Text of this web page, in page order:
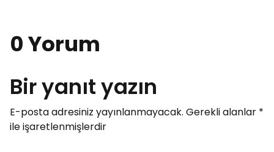
0 Yorum
Bir yanıt yazın
E-posta adresiniz yayınlanmayacak. Gerekli alanlar *
ile işaretlenmişlerdir